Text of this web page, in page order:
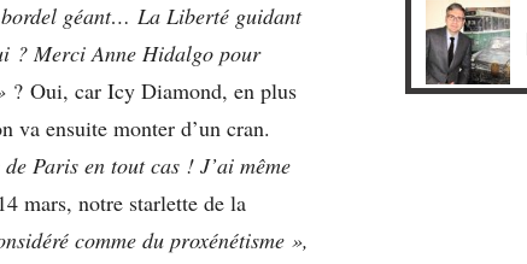
géant… La Liberté guidant
? Merci Anne Hidalgo pour
? Oui, car Icy Diamond, en plus
va ensuite monter d’un cran.
Paris en tout cas ! J’ai même
mars, notre starlette de la
comme du proxénétisme »,